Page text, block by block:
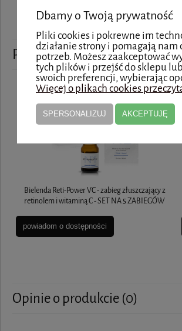
Produkty powiązane
Bielenda Reti-Power VC - zabieg złuszczający z
retinolem i witaminą C - SET NA 5 ZABIEGÓW
powiadom o dostępności
Opinie o produkcie (0)
Dbamy o Twoją prywatność
Pliki cookies i pokrewne im
działanie strony i pomagają nam
potrzeb. Możesz zaakceptować
tych plików i przejść do sklepu
swoich preferencji, wybierając
Więcej o plikach cookies
SPERSONALIZUJ AKCEPTUJĘ